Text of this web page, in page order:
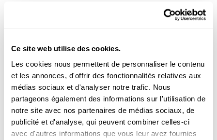
Ce site web utilise des cookies.
Les cookies nous permettent de personnaliser le contenu
et les annonces, d'offrir des fonctionnalités relatives aux
médias sociaux et d'analyser notre trafic. Nous
partageons également des informations sur l'utilisation de
notre site avec nos partenaires de médias sociaux, de
publicité et d'analyse, qui peuvent combiner celles-ci
avec d'autres informations que vous leur avez fournies
Science et Société